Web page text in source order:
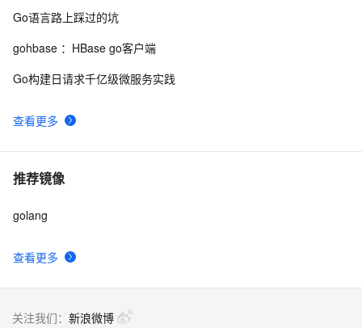
查看更多
Go语言路上踩过的坑
gohbase ：HBase go客户端
Go构建日请求千亿级微服务实践
推荐镜像
查看更多
golang
关注我们： 新浪微博